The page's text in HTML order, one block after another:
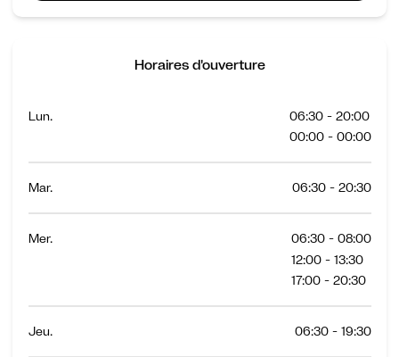
Horaires d'ouverture
Lun.
06:30 - 20:00
00:00 - 00:00
Mar. 06:30 - 20:30
Mer.
06:30 - 08:00
12:00 - 13:30
17:00 - 20:30
Jeu. 06:30 - 19:30